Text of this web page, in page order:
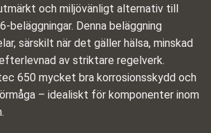
och miljövänligt alternativ till
Denna beläggning
särskilt när det gäller hälsa, minskad
av striktare regelverk.
650 mycket bra korrosionsskydd och
– idealiskt för komponenter inom